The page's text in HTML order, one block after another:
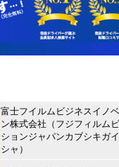
富士フイルムビジネスイノ
ン株式会社（フジフィルム
ションジャパンカブシキガイ
シャ）